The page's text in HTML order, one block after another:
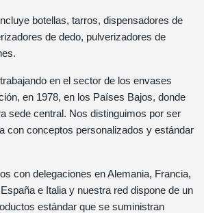
botellas, tarros, dispensadores de
de dedo, pulverizadores de
en el sector de los envases
en 1978, en los Países Bajos, donde
sede central. Nos distinguimos por ser
con conceptos personalizados y estándar
con delegaciones en Alemania, Francia,
e Italia y nuestra red dispone de un
estándar que se suministran